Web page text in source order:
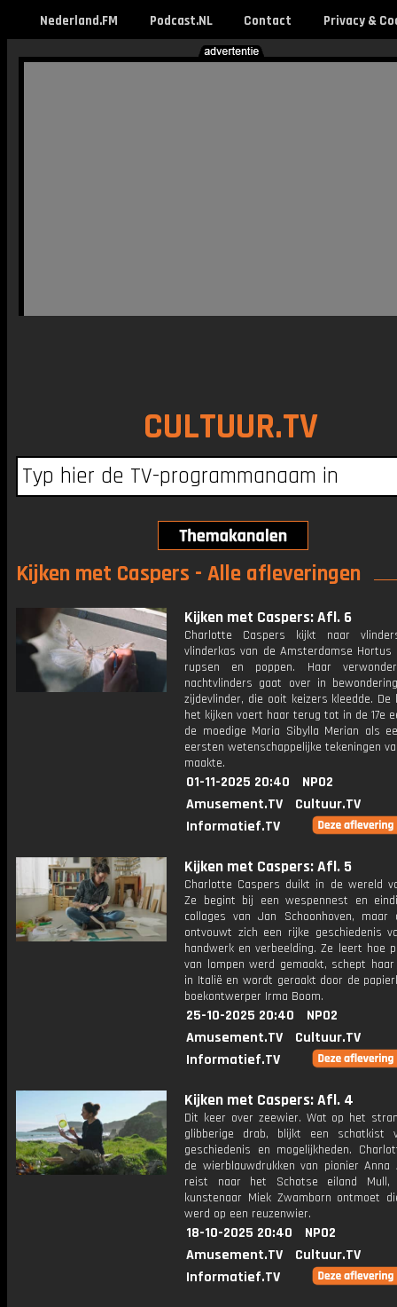
Nederland.FM Podcast.NL Contact Privacy &
CULTUUR.TV
Kijken met Caspers - Alle afleveringen
Kijken met Caspers: Afl. 6
Charlotte Caspers kijkt naar
vlinderkas van de Amsterdamse Hortus
rupsen en poppen. Haar
nachtvlinders gaat over in
zijdevlinder, die ooit keizers kleedde. De
het kijken voert haar terug tot in de 17e
de moedige Maria Sibylla Merian als
eersten wetenschappelijke tekeningen
maakte.
01-11-2025 20:40
NPO2
Amusement.TV
Cultuur.TV
Informatief.TV
Kijken met Caspers: Afl. 5
Charlotte Caspers duikt in de wereld
Ze begint bij een wespennest en
collages van Jan Schoonhoven, maar
ontvouwt zich een rijke geschiedenis
handwerk en verbeelding. Ze leert hoe
van lompen werd gemaakt, schept
in Italië en wordt geraakt door de
boekontwerper Irma Boom.
25-10-2025 20:40
NPO2
Amusement.TV
Cultuur.TV
Informatief.TV
Kijken met Caspers: Afl. 4
Dit keer over zeewier. Wat op het
glibberige drab, blijkt een schatkist
geschiedenis en mogelijkheden.
de wierblauwdrukken van pionier Anna
reist naar het Schotse eiland
kunstenaar Miek Zwamborn ontmoet
werd op een reuzenwier.
18-10-2025 20:40
NPO2
Amusement.TV
Cultuur.TV
Informatief.TV